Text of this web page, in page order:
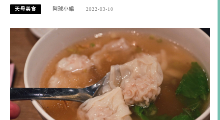
天母美食 阿球小編 2022-03-10